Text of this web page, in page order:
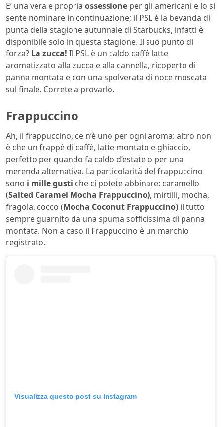
E’ una vera e propria ossessione per gli americani e lo si
sente nominare in continuazione; il PSL è la bevanda di
punta della stagione autunnale di Starbucks, infatti è
disponibile solo in questa stagione. Il suo punto di
forza? La zucca! Il PSL è un caldo caffé latte
aromatizzato alla zucca e alla cannella, ricoperto di
panna montata e con una spolverata di noce moscata
sul finale. Correte a provarlo.
Frappuccino
Ah, il frappuccino, ce n’è uno per ogni aroma: altro non
è che un frappè di caffè, latte montato e ghiaccio,
perfetto per quando fa caldo d’estate o per una
merenda alternativa. La particolarità del frappuccino
sono i mille gusti che ci potete abbinare: caramello
(Salted Caramel Mocha Frappuccino), mirtilli, mocha,
fragola, cocco (Mocha Coconut Frappuccino) il tutto
sempre guarnito da una spuma sofficissima di panna
montata. Non a caso il Frappuccino è un marchio
registrato.
Visualizza questo post su Instagram